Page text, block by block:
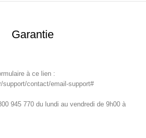
Garantie
à ce lien :
support/contact/email-support#
945 770 du lundi au vendredi de 9h00 à